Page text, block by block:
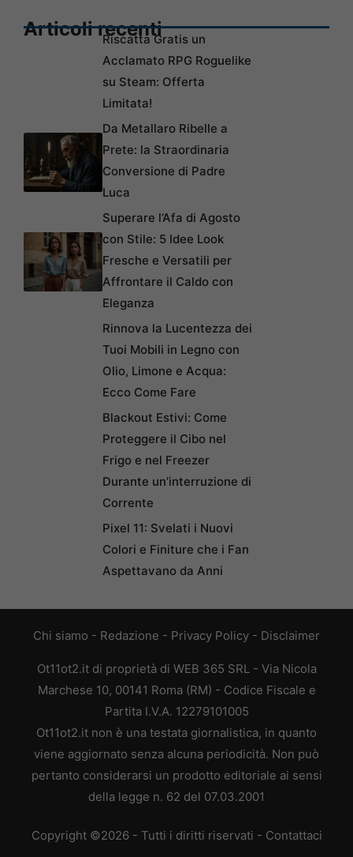
Articoli recenti
Riscatta Gratis un
Acclamato RPG Roguelike
su Steam: Offerta
Limitata!
Da Metallaro Ribelle a
Prete: la Straordinaria
Conversione di Padre
Luca
Superare l’Afa di Agosto
con Stile: 5 Idee Look
Fresche e Versatili per
Affrontare il Caldo con
Eleganza
Rinnova la Lucentezza dei
Tuoi Mobili in Legno con
Olio, Limone e Acqua:
Ecco Come Fare
Blackout Estivi: Come
Proteggere il Cibo nel
Frigo e nel Freezer
Durante un’interruzione di
Corrente
Pixel 11: Svelati i Nuovi
Colori e Finiture che i Fan
Aspettavano da Anni
Chi siamo - Redazione - Privacy Policy - Disclaimer
Ot11ot2.it di proprietà di WEB 365 SRL - Via Nicola
Marchese 10, 00141 Roma (RM) - Codice Fiscale e
Partita I.V.A. 12279101005
Ot11ot2.it non è una testata giornalistica, in quanto
viene aggiornato senza alcuna periodicità. Non può
pertanto considerarsi un prodotto editoriale ai sensi
della legge n. 62 del 07.03.2001
Copyright ©2026 - Tutti i diritti riservati - Contattaci